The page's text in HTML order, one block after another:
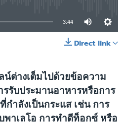
3:44
Direct link
ต่างเต็มไปด้วยข้อความ
รับประมานอาหารหรือการ
ำลังเป็นกระแส เช่น การ
าเลโอ การทำดีท็อกซ์ หรือ